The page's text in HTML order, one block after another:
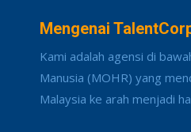
Mengenai
Kami adalah agensi di
Manusia (MOHR) yang
Malaysia ke arah menjadi